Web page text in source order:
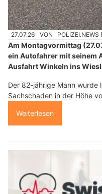
27.07.26 VON POLIZEI.NEWS
Am Montagvormittag
ein Autofahrer mit seinem
Ausfahrt Winkeln ins
Der 82-jährige Mann wurde
Sachschaden in der Höhe
Weiterlesen